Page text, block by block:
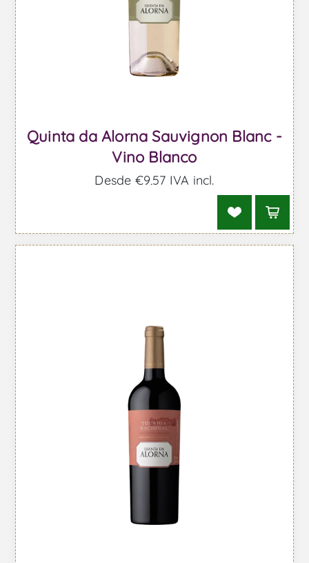
Quinta da Alorna Sauvignon Blanc -
Vino Blanco
Desde €9,57 IVA incl.